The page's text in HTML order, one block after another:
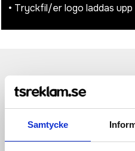
Samtycke
• Tryckfil/er logo laddas upp
SubZ Fleece Vest är en mjuk
förstärkningsplagg i